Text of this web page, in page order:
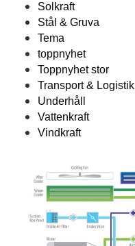
Solkraft
Stål & Gruva
Tema
toppnyhet
Toppnyhet stor
Transport & Logistik
Underhåll
Vattenkraft
Vindkraft